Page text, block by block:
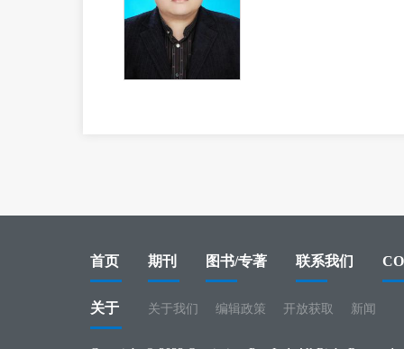
首页 期刊 图书/专著 联系我们
关于 关于我们 编辑政策 开放获取 新闻